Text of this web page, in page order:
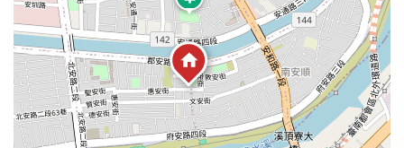
4房 5房以上
屋齡
不拘
5 年以下